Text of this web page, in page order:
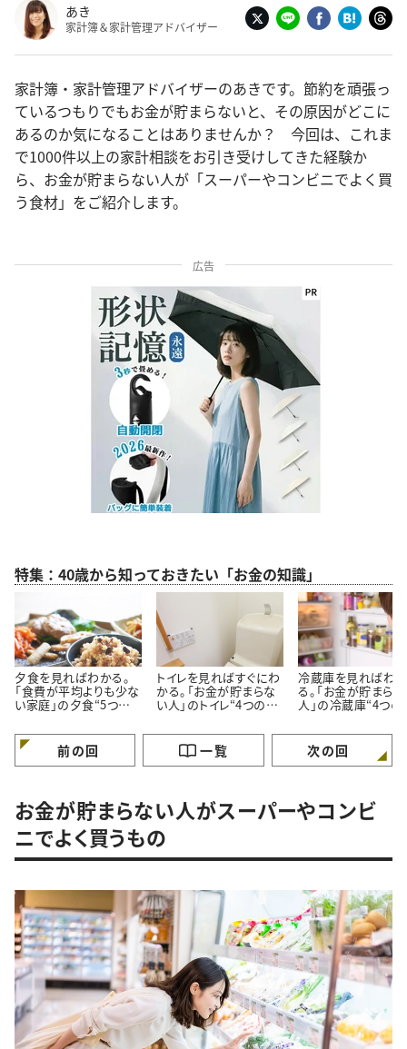
あき
家計簿＆家計管理アドバイザー
家計簿・家計管理アドバイザーのあきです。節約を頑張っ
ているつもりでもお金が貯まらないと、その原因がどこに
あるのか気になることはありませんか？ 今回は、これま
で1000件以上の家計相談をお引き受けしてきた経験か
ら、お金が貯まらない人が「スーパーやコンビニでよく買
う食材」をご紹介します。
広告
特集：40歳から知っておきたい「お金の知識」
夕食を見ればわかる。
「食費が平均よりも少な
い家庭」の夕食“5つの
トイレを見ればすぐにわ
かる。「お金が貯まらな
い人」のトイレ“4つの特
冷蔵庫を見ればわか
る。「お金が貯まら
人」の冷蔵庫“4つの
前の回 一覧 次の回
お金が貯まらない人がスーパーやコンビ
ニでよく買うもの